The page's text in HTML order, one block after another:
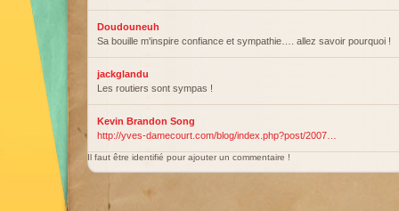
Doudouneuh
Sa bouille m'inspire confiance et sympathie…. allez savoir pourquoi !
jackglandu
Les routiers sont sympas !
Kevin Brandon Song
http://yves-damecourt.com/blog/index.php?post/2007…
Il faut être identifié pour ajouter un commentaire !